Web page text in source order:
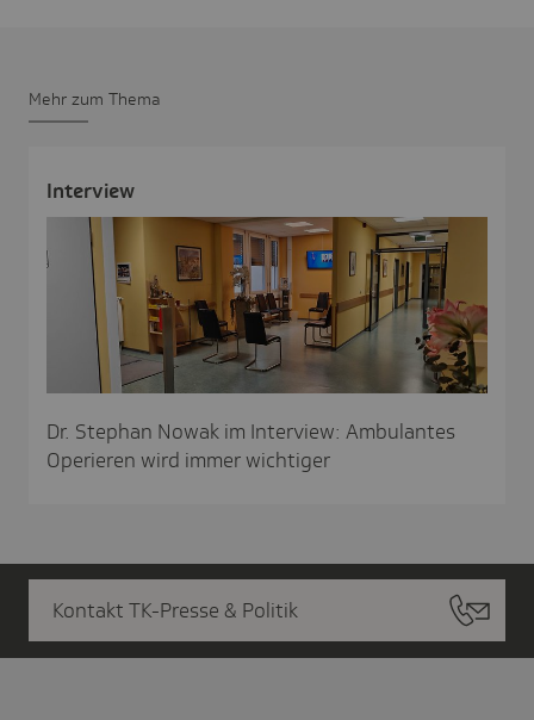
Mehr zum Thema
Inter­view
Dr. Stephan Nowak im Interview: Ambulantes
Operieren wird immer wichtiger
Kontakt TK-Presse & Politik